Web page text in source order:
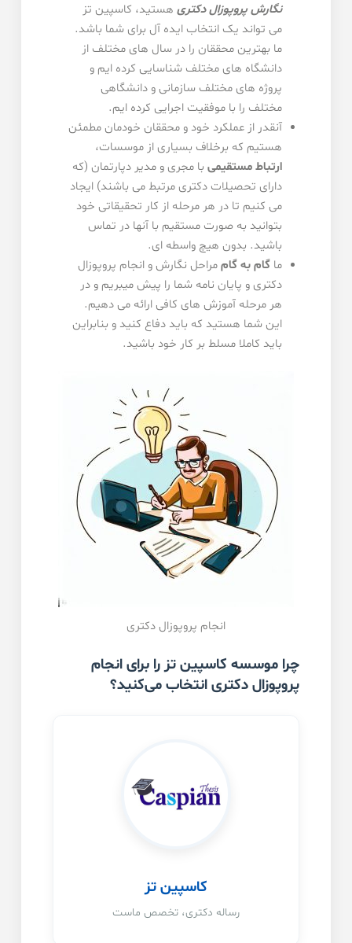
نگارش پروپوزال دکتری هستید، کاسپین تز
می تواند یک انتخاب ایده آل برای شما باشد.
ما بهترین محققان را در سال های مختلف از
دانشگاه های مختلف شناسایی کرده ایم و
پروژه های مختلف سازمانی و دانشگاهی
مختلف را با موفقیت اجرایی کرده ایم.
آنقدر از عملکرد خود و محققان خودمان مطمئن
هستیم که برخلاف بسیاری از موسسات،
ارتباط مستقیمی با مجری و مدیر دپارتمان (که
دارای تحصیلات دکتری مرتبط می باشند) ایجاد
می کنیم تا در هر مرحله از کار تحقیقاتی خود
بتوانید به صورت مستقیم با آنها در تماس
باشید. بدون هیچ واسطه ای.
ماگام به گاممراحل نگارش و انجام پروپوزال
دکتری و پایان نامه شما را پیش میبریم و در
هر مرحله آموزش های کافی ارائه می دهیم.
این شما هستید که باید دفاع کنید و بنابراین
باید کاملا مسلط بر کار خود باشید.
انجام پروپوزال دکتری
چرا موسسه کاسپین تز را برای انجام
پروپوزال دکتری انتخاب می‌کنید؟
کاسپین تز
رساله دکتری، تخصص ماست